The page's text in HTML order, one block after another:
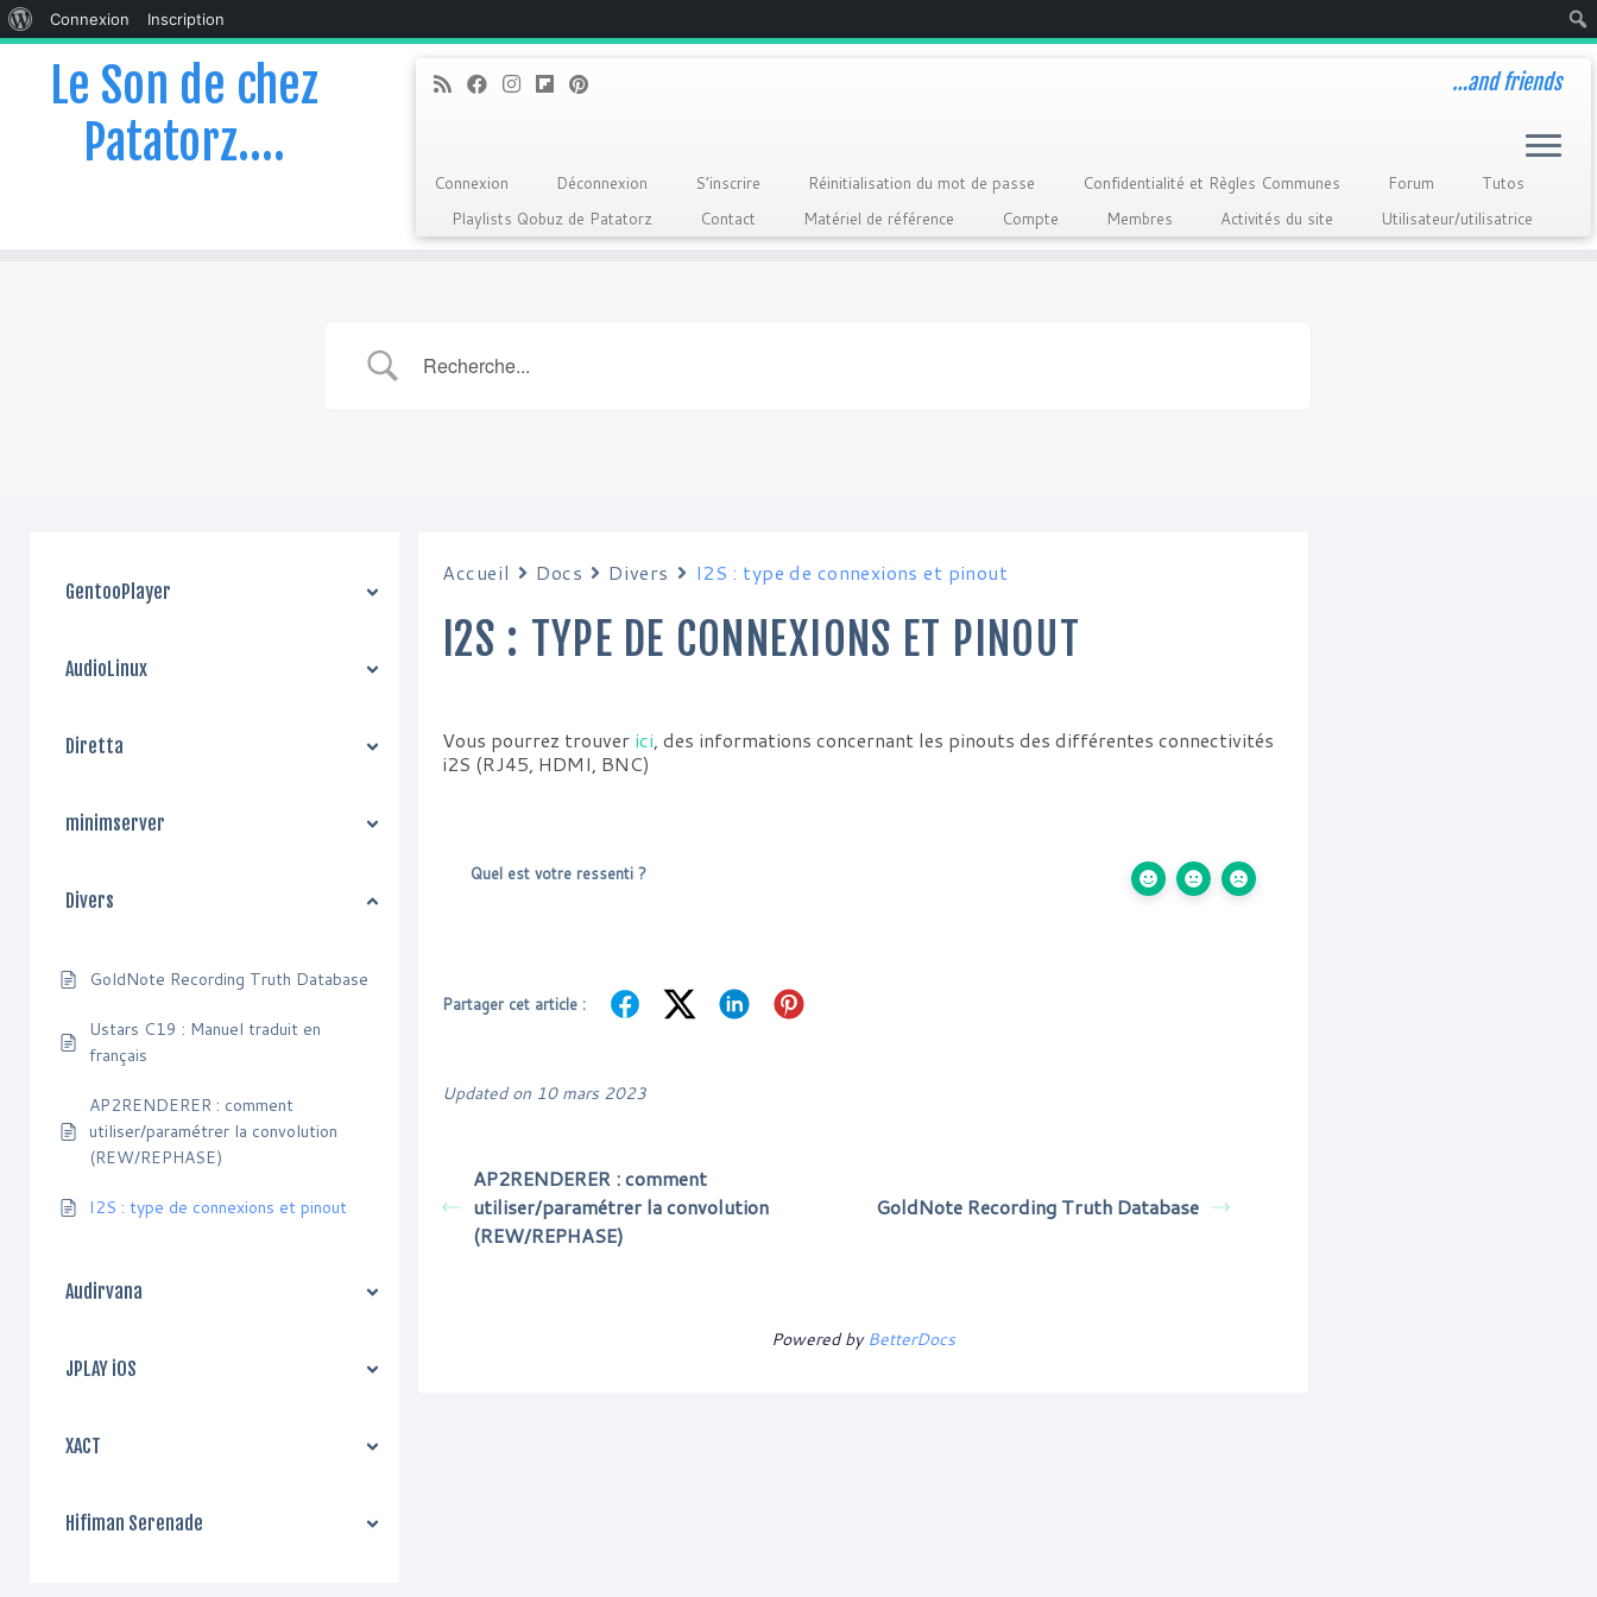
WordPress
Connexion
Inscription
Le Son de chez
Patatorz….
…and friends
Connexion Déconnexion S’inscrire Réinitialisation du mot de passe Confidentialité et Règles Communes Forum
Tutos
Playlists Qobuz de Patatorz
Contact Matériel de référence Compte Membres Activités du site Utilisateur/utilisatrice
GentooPlayer
AudioLinux
Diretta
minimserver
Divers
GoldNote Recording Truth Database
Ustars C19 : Manuel traduit en
français
AP2RENDERER : comment
utiliser/paramétrer la convolution
(REW/REPHASE)
I2S : type de connexions et pinout
Audirvana
JPLAY iOS
XACT
Hifiman Serenade
Accueil Docs Divers I2S : type de connexions et pinout
I2S : TYPE DE CONNEXIONS ET PINOUT
Vous pourrez trouver ici, des informations concernant les pinouts des différentes connectivités
i2S (RJ45, HDMI, BNC)
Quel est votre ressenti ?
Partager cet article :
Updated on 10 mars 2023
AP2RENDERER : comment
utiliser/paramétrer la convolution
(REW/REPHASE)
GoldNote Recording Truth Database
Powered by BetterDocs